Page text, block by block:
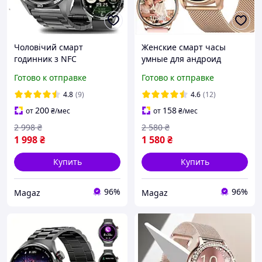
Чоловічий смарт
годинник з NFC
виміром тиску, круглий
крокомір для контролю
здоров'я
Готово к отправке
4.8 (9)
от200₴/мес
1 998₴
2 998 ₴
Купить
Magaz 96%
Женские смарт часы
умные для андроид
водонепроницаемые
красивые Smart watch
для фитнеса оригинал
Готово к отправке
4.6 (12)
от 158₴/мес
1 580₴
2 580 ₴
Купить
Magaz 96%